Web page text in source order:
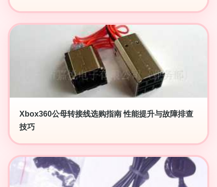
Xbox360公母转接线选购指南 性能提升与故障排查
技巧